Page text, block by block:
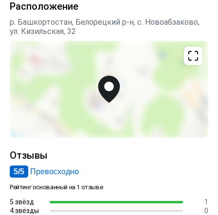
Расположение
р. Башкортостан, Белорецкий р-н, с. Новоабзаково,
ул. Кизильская, 32
Отзывы
5/5 Превосходно
Рейтинг основанный на 1 отзыве
5 звёзд
1
4 звёзды
0